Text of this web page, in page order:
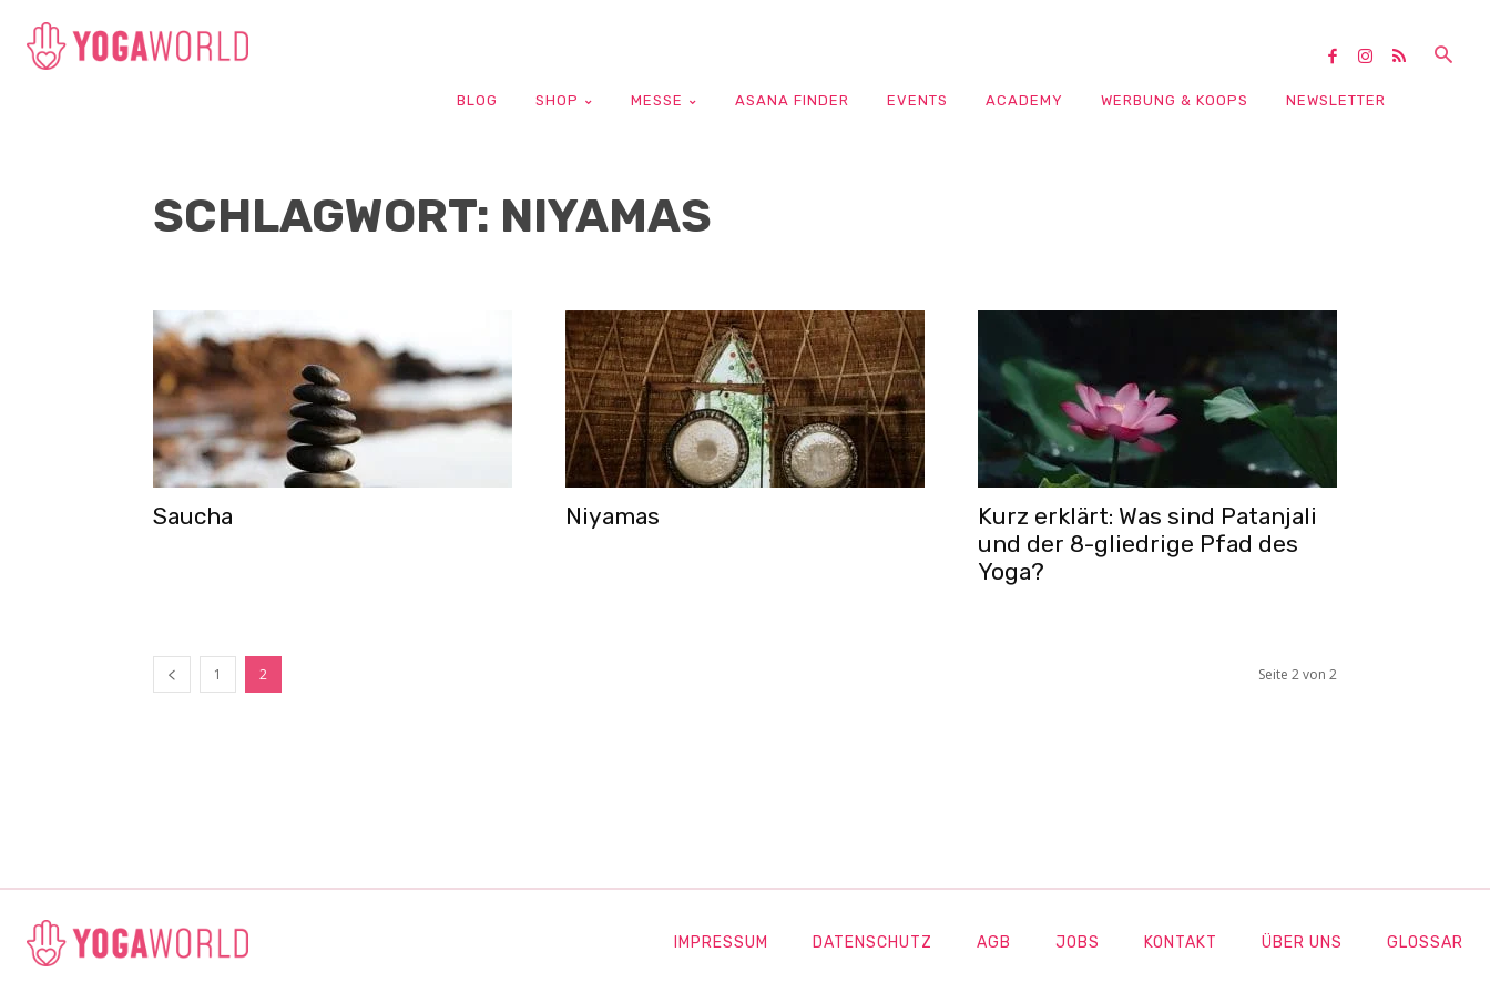
BLOG SHOP MESSE ASANA FINDER EVENTS ACADEMY WERBUNG & KOOPS NEWSLETTER
SCHLAGWORT: NIYAMAS
Saucha Niyamas
Kurz erklärt: Was sind Patanjali
und der 8-gliedrige Pfad des
Yoga?
1 2 Seite 2 von 2
IMPRESSUM DATENSCHUTZ AGB JOBS KONTAKT ÜBER UNS GLOSSAR